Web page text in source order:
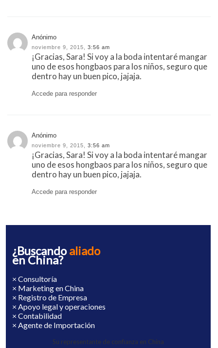
Anónimo
noviembre 9, 2015, 3:56 am
¡Gracias, Sara! Si voy a la boda intentaré mangar
uno de esos hongbaos para los niños, seguro que
dentro hay un buen pico, jajaja.
Accede para responder
Anónimo
noviembre 9, 2015, 3:56 am
¡Gracias, Sara! Si voy a la boda intentaré mangar
uno de esos hongbaos para los niños, seguro que
dentro hay un buen pico, jajaja.
Accede para responder
¿Buscandoaliado
en China?
× Consultoría
× Marketing en China
× Registro de Empresa
× Apoyo legal y operaciones
× Contabilidad
× Agente de Importación
Su representante de confianza en China